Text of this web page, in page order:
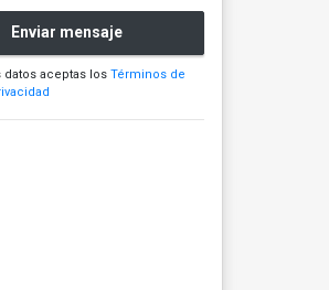
Enviar mensaje
datos aceptas los Términos de